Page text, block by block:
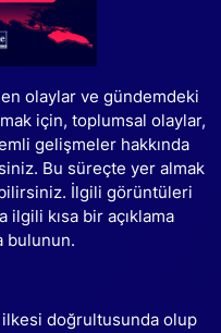
olaylar ve gündemdeki
için, toplumsal olaylar,
gelişmeler hakkında
Bu süreçte yer almak
İlgili görüntüleri
ilgili kısa bir açıklama
bulunun.
ilkesi doğrultusunda olup